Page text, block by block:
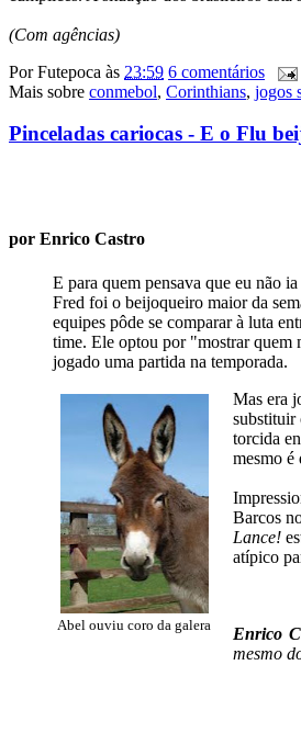
(Com agências)
PorFutepoca às 23:59 6 comentários
Mais sobre conmebol, Corinthians, jogos
Pinceladas cariocas - E o Flu
por Enrico Castro
E para quem pensava que eu não
Fred foi o beijoqueiro maior da
equipes pôde se comparar à luta
time. Ele optou por "mostrar quem
jogado uma partida na temporada.
Abel ouviu coro da galera
Mas era
substituir
torcida
mesmo é
Barcos
Lance!
atípico
Enrico
mesmo